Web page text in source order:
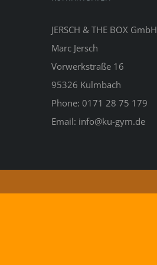
JERSCH & THE BOX GmbH
Marc Jersch
Vorwerkstraße 16
95326 Kulmbach
Phone: 0171 28 75 179
Email: info@ku-gym.de